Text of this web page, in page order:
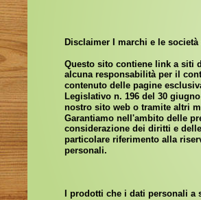
Disclaimer I marchi e le
Questo sito contiene link a siti
alcuna responsabilità per il
contenuto delle pagine
Legislativo n. 196 del 30
nostro sito web o tramite altri
Garantiamo nell'ambito delle
considerazione dei diritti e
particolare riferimento alla
personali.
I prodotti che i dati personali a